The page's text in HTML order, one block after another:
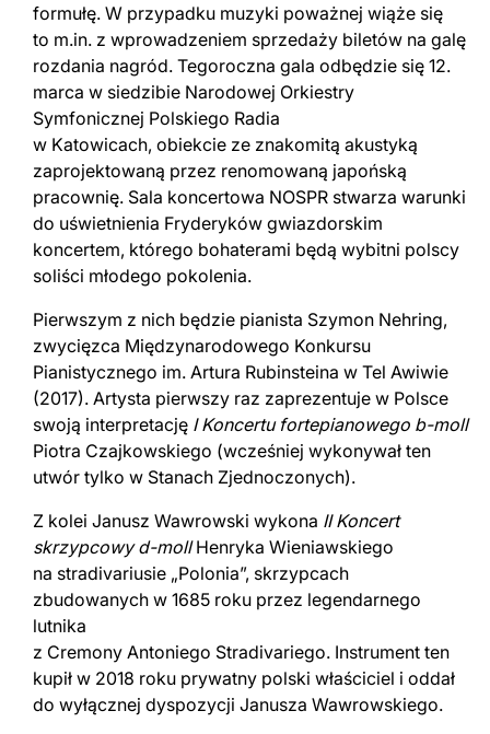
formułę. W przypadku muzyki poważnej wiąże się
to m.in. z wprowadzeniem sprzedaży biletów na galę
rozdania nagród. Tegoroczna gala odbędzie się 12.
marca w siedzibie Narodowej Orkiestry
Symfonicznej Polskiego Radia
w Katowicach, obiekcie ze znakomitą akustyką
zaprojektowaną przez renomowaną japońską
pracownię. Sala koncertowa NOSPR stwarza warunki
do uświetnienia Fryderyków gwiazdorskim
koncertem, którego bohaterami będą wybitni polscy
soliści młodego pokolenia.
Pierwszym z nich będzie pianista Szymon Nehring,
zwycięzca Międzynarodowego Konkursu
Pianistycznego im. Artura Rubinsteina w Tel Awiwie
(2017). Artysta pierwszy raz zaprezentuje w Polsce
swoją interpretację I Koncertu fortepianowego b-moll
Piotra Czajkowskiego (wcześniej wykonywał ten
utwór tylko w Stanach Zjednoczonych).
Z kolei Janusz Wawrowski wykona II Koncert
skrzypcowy d-mollHenryka Wieniawskiego
na stradivariusie „Polonia”, skrzypcach
zbudowanych w 1685 roku przez legendarnego
lutnika
z Cremony Antoniego Stradivariego. Instrument ten
kupił w 2018 roku prywatny polski właściciel i oddał
do wyłącznej dyspozycji Janusza Wawrowskiego.